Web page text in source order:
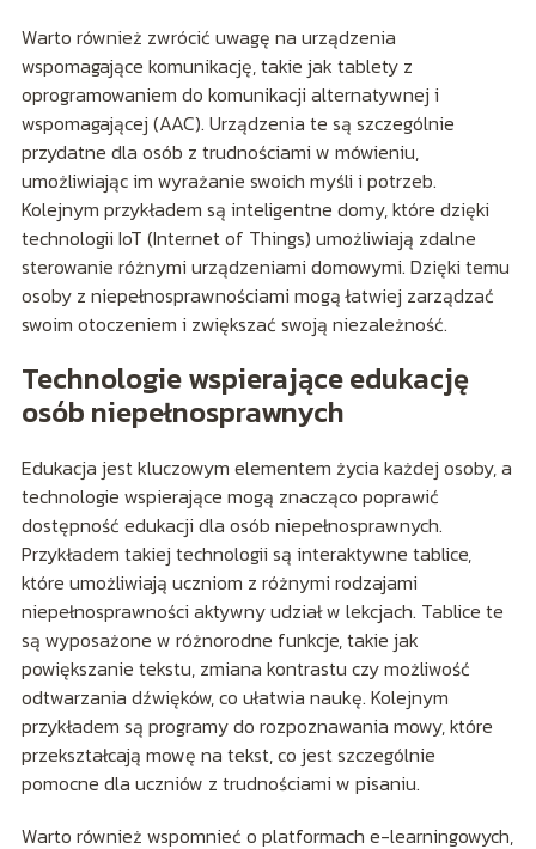
Warto również zwrócić uwagę na urządzenia
wspomagające komunikację, takie jak tablety z
oprogramowaniem do komunikacji alternatywnej i
wspomagającej (AAC). Urządzenia te są szczególnie
przydatne dla osób z trudnościami w mówieniu,
umożliwiając im wyrażanie swoich myśli i potrzeb.
Kolejnym przykładem są inteligentne domy, które dzięki
technologii IoT (Internet of Things) umożliwiają zdalne
sterowanie różnymi urządzeniami domowymi. Dzięki temu
osoby z niepełnosprawnościami mogą łatwiej zarządzać
swoim otoczeniem i zwiększać swoją niezależność.
Technologie wspierające edukację
osób niepełnosprawnych
Edukacja jest kluczowym elementem życia każdej osoby, a
technologie wspierające mogą znacząco poprawić
dostępność edukacji dla osób niepełnosprawnych.
Przykładem takiej technologii są interaktywne tablice,
które umożliwiają uczniom z różnymi rodzajami
niepełnosprawności aktywny udział w lekcjach. Tablice te
są wyposażone w różnorodne funkcje, takie jak
powiększanie tekstu, zmiana kontrastu czy możliwość
odtwarzania dźwięków, co ułatwia naukę. Kolejnym
przykładem są programy do rozpoznawania mowy, które
przekształcają mowę na tekst, co jest szczególnie
pomocne dla uczniów z trudnościami w pisaniu.
Warto również wspomnieć o platformach e-learningowych,